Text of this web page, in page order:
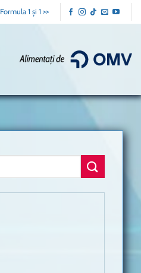
Formula 1 și 1 >>